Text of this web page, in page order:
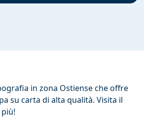
in zona Ostiense che offre
su carta di alta qualità. Visita il